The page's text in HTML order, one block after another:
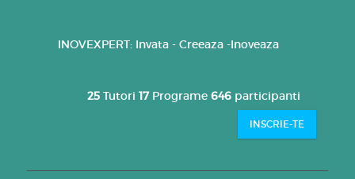
INOVEXPERT: Invata - Creeaza -Inoveaza
25 Tutori17 Programe646 participanti
INSCRIE-TE